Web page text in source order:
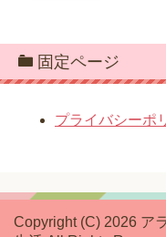
固定ページ
プライバシーポ
Copyright (C) 2026 ア